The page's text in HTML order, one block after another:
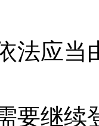
应当
继续